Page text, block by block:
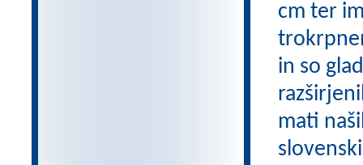
cm ter
in so
mati